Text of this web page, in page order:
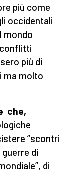
più come
occidentali
mondo
conflitti
più di
ma molto
che,
“scontri
di
di